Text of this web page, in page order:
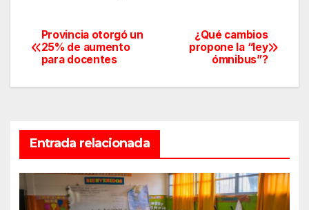
Navegación
de
¿Qué cambios
propone la “ley
ómnibus”?
Provincia otorgó un
25% de aumento
para docentes
Entrada relacionada